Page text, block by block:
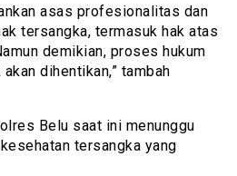
asas profesionalitas dan
tersangka, termasuk hak atas
demikian, proses hukum
dihentikan,” tambah
Belu saat ini menunggu
tersangka yang